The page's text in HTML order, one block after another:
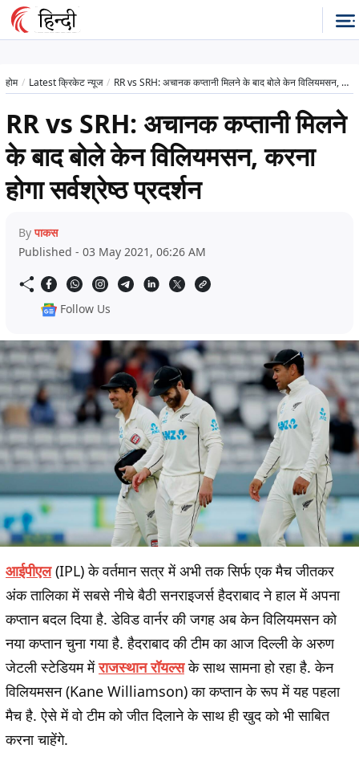
होम Latest क्रिकेट न्यूज RR vs SRH: अचानक कप्तानी मिलने के बाद बोले केन विलियमसन, करना होगा सर्वश्रेष्ठ प्रदर्शन
RR vs SRH: अचानक कप्तानी मिलने
के बाद बोले केन विलियमसन, करना
होगा सर्वश्रेष्ठ प्रदर्शन
Byपाकस
Published - 03 May 2021, 06:26 AM
Follow Us
आईपीएल(IPL) के वर्तमान सत्र में अभी तक सिर्फ एक मैच जीतकर
अंक तालिका में सबसे नीचे बैठी सनराइजर्स हैदराबाद ने हाल में अपना
कप्तान बदल दिया है. डेविड वार्नर की जगह अब केन विलियमसन को
नया कप्तान चुना गया है. हैदराबाद की टीम का आज दिल्ली के अरुण
जेटली स्टेडियम मेंराजस्थान रॉयल्सके साथ सामना हो रहा है. केन
विलियमसन (Kane Williamson) का कप्तान के रूप में यह पहला
मैच है. ऐसे में वो टीम को जीत दिलाने के साथ ही खुद को भी साबित
करना चाहेंगे.